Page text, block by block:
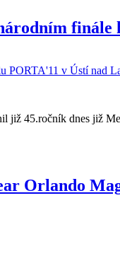
PORTA'11 v Ústí nad
již 45.ročník dnes již
Orlando